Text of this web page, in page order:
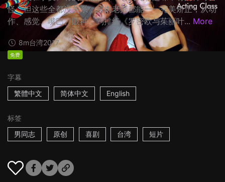
怪，但这些全都没关系，鲜肉老师都能一一完美矫正，从动
作、感觉、嘴巴、眼神，到排练《罗密欧与茱丽叶... More
8m台湾2017
免费
字幕
繁體中文
简体中文 English
标签
男同志
原创 喜剧 台湾 短片